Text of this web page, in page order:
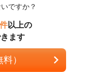
ですか？
以上の
ます
）